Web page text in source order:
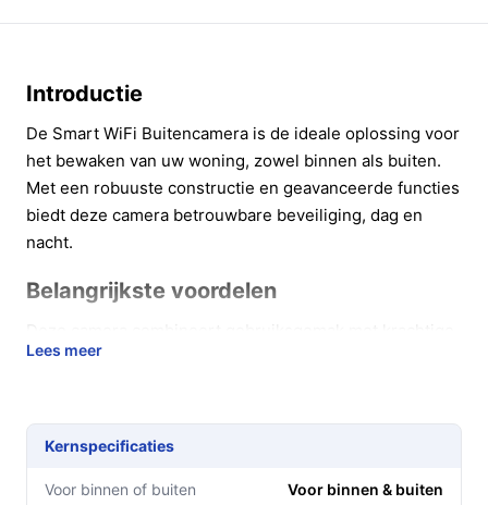
Introductie
De Smart WiFi Buitencamera is de ideale oplossing voor
het bewaken van uw woning, zowel binnen als buiten.
Met een robuuste constructie en geavanceerde functies
biedt deze camera betrouwbare beveiliging, dag en
nacht.
Belangrijkste voordelen
functies om uw veiligheid te maximaliseren.
beelden, zodat u elk detail kunt zien, ongeacht het
tijdstip van de dag.
Geavanceerde bewegingsdetectie stuurt u direct
Lees meer
Kernspecificaties
Voor binnen of buiten Voor binnen & buiten